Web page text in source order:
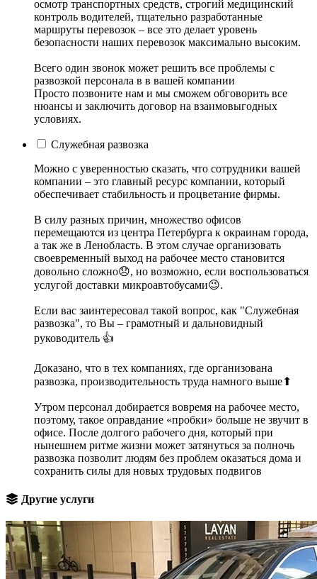
осмотр транспортных средств, строгий медицинский
контроль водителей, тщательно разработанные
маршруты перевозок – все это делает уровень
безопасности наших перевозок максимально высоким.
Всего один звонок может решить все проблемы с
развозкой персонала в в вашей компании
Просто позвоните нам и мы сможем обговорить все
нюансы и заключить договор на взаимовыгодных
условиях.
Служебная развозка
Можно с уверенностью сказать, что сотрудники вашей
компании – это главный ресурс компании, который
обеспечивает стабильность и процветание фирмы.
В силу разных причин, множество офисов
перемещаются из центра Петербурга к окраинам города,
а так же в Ленобласть. В этом случае организовать
своевременный выход на рабочее место становится
довольно сложно😞, но возможно, если воспользоваться
услугой доставки микроавтобусами😉.
Если вас заинтересовал такой вопрос, как "Служебная
развозка", то Вы – грамотный и дальновидный
руководитель 👍
Доказано, что в тех компаниях, где организована
развозка, производительность труда намного выше⬆
Утром персонал добирается вовремя на рабочее место,
поэтому, такое оправдание «пробки» больше не звучит в
офисе. После долгого рабочего дня, который при
нынешнем ритме жизни может затянуться за полночь
развозка позволит людям без проблем оказаться дома и
сохранить силы для новых трудовых подвигов
Другие услуги